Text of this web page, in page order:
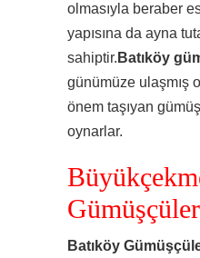
olmasıyla beraber
yapısına da ayna
sahiptir. Batıköy
günümüze ulaşmış
önem taşıyan
oynarlar.
Gümüşçüler
Batıköy